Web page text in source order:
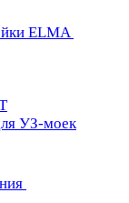
ELMA
УЗ-моек